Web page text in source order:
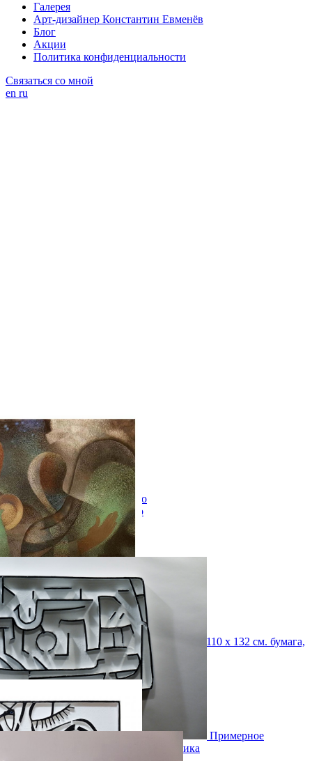
Галерея
Арт-дизайнер Константин Евменёв
Блог
Акции
Политика конфиденциальности
Связаться со мной
en ru
Все
Живопись
Графика
Панно
Витражное панно
Авторское панно
Смотрители 110 х 132 см. бумага,
Примерное
авторская техника